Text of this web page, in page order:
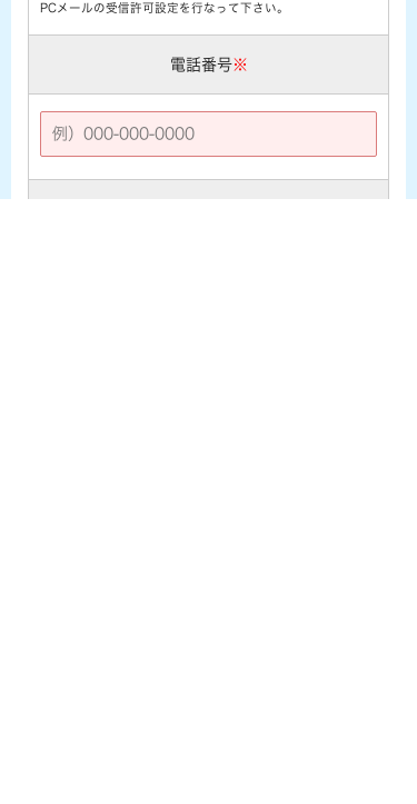
PCメールの受信許可設定を行なって下さい。
電話番号※